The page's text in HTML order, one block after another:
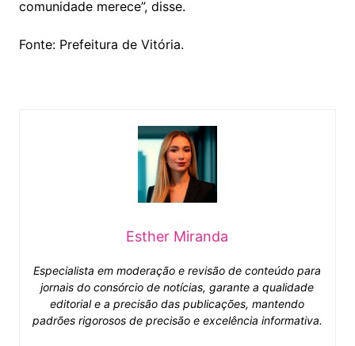
comunidade merece”, disse.
Fonte: Prefeitura de Vitória.
Esther Miranda
Especialista em moderação e revisão de conteúdo para
jornais do consórcio de notícias, garante a qualidade
editorial e a precisão das publicações, mantendo
padrões rigorosos de precisão e excelência informativa.